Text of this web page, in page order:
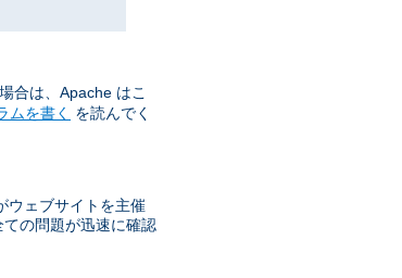
合は、Apache はこ
ムを書く
を読んでく
ウェブサイトを主催
の問題が迅速に確認